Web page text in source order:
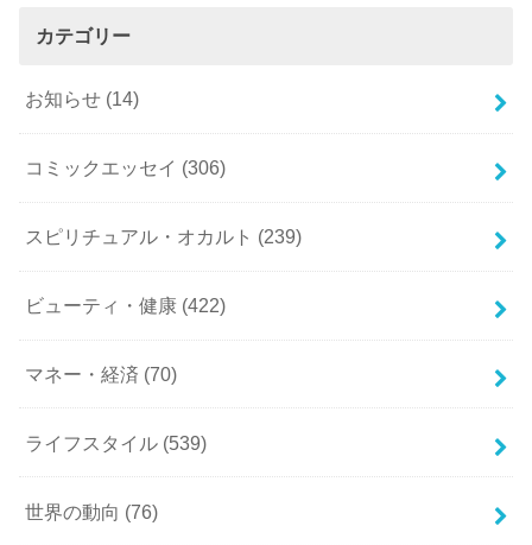
カテゴリー
お知らせ (14)
コミックエッセイ (306)
スピリチュアル・オカルト (239)
ビューティ・健康 (422)
マネー・経済 (70)
ライフスタイル (539)
世界の動向 (76)